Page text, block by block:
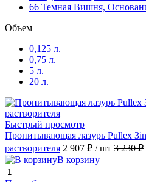
ST 041 Spok Pullex
ST 052 Grizzly Pullex
ST 062 Dune Pullex 3in1
ST 062 Dune Pullex High-
66 Темная Вишня,
Объем
0,125 л.
0,75 л.
5 л.
20 л.
Быстрый просмотр
Пропитывающая лазурь Pullex
растворителя 2 907 ₽ / шт 3 230 ₽
В корзину